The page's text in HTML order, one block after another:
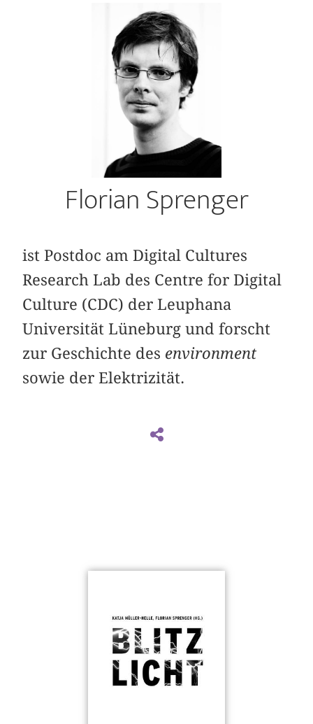
Florian Sprenger
ist Postdoc am Digital Cultures
Research Lab des Centre for Digital
Culture (CDC) der Leuphana
Universität Lüneburg und forscht
zur Geschichte des environment
sowie der Elektrizität.